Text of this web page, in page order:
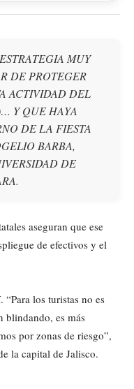
MUY
DE PROTEGER
ACTIVIDAD DEL
Y QUE HAYA
DE LA FIESTA
BARBA,
DE
aseguran que ese
de efectivos y el
los turistas no es
blindando, es más
por zonas de riesgo”,
la capital de Jalisco.